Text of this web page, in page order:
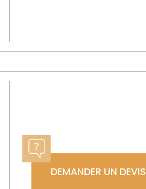
DEMANDER UN DEVIS